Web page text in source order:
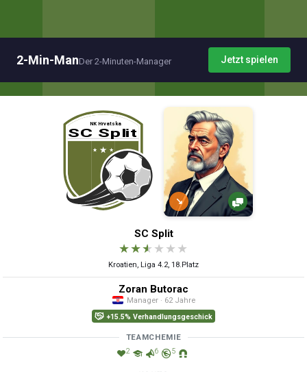
2-Min-ManDer 2-Minuten-Manager Jetzt spielen
↘
SC Split
★★★ ★ ★ ★
Kroatien, Liga 4.2, 18.Platz
Zoran Butorac
Manager · 62 Jahre
+15.5% Verhandlungsgeschick
TEAMCHEMIE
2 6 5